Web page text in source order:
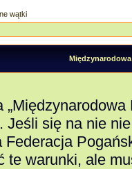
wątki
Jeśli się na nie
Federacja
te warunki, ale